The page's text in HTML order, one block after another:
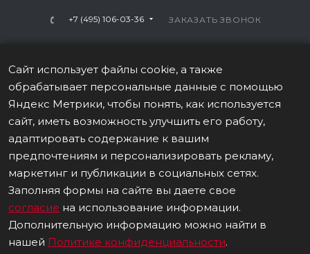
+7 (495) 106-03-36 ЗАКАЗАТЬ ЗВОНОК
г. Москва, Варшавское ш., 28А, 1 этаж
ПОЛИТИКА В ОТНОШЕНИИ ОБРАБОТКИ ПЕРСОНАЛЬНЫХ
ДАННЫХ
Данные о товаре на сайте носят информационный
характер, не являются публичной офертой (ст. 437 (2) ГК
РФ). © 2026 Все права защищены.
Сайт использует файлы cookie, а также
обрабатывает персональные данные с помощью
Яндекс Метрики, чтобы понять, как используется
сайт, иметь возможность улучшить его работу,
адаптировать содержание к вашим
предпочтениям и персонализировать рекламу,
маркетинг и публикации в социальных сетях.
Заполняя формы на сайте вы даете свое
согласие на использование информации.
Дополнительную информацию можно найти в
нашей Политике конфиденциальности.